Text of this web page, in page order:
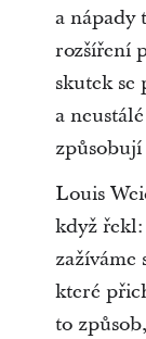
a nápady
rozšíření
skutek se
a
Louis
když
které
to